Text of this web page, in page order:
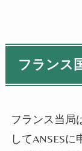
フランス
フランス当局
してANSESに